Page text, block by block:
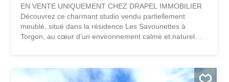
EN VENTE UNIQUEMENT CHEZ DRAPEL IMMOBILIER
Découvrez ce charmant studio vendu partiellement
meublé, situé dans la résidence Les Savounettes à
Torgon, au cœur d’un environnement calme et naturel
d’un agréable balcon permettant de profiter pleinement
du soleil et du panorama. Vivre à Torgon, c’est choisir la